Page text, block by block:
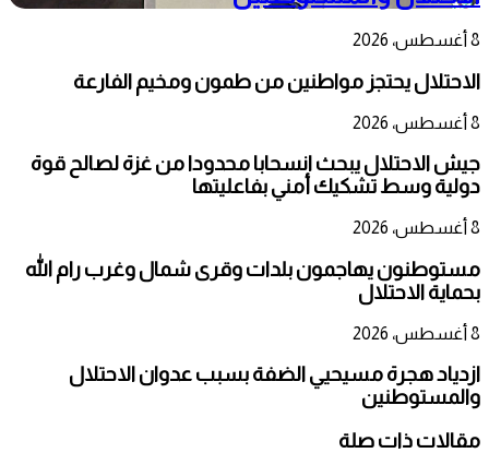
8 أغسطس، 2026
الاحتلال يحتجز مواطنين من طمون ومخيم الفارعة
8 أغسطس، 2026
جيش الاحتلال يبحث انسحابا محدودا من غزة لصالح قوة
دولية وسط تشكيك أمني بفاعليتها
8 أغسطس، 2026
مستوطنون يهاجمون بلدات وقرى شمال وغرب رام الله
بحماية الاحتلال
8 أغسطس، 2026
ازدياد هجرة مسيحيي الضفة بسبب عدوان الاحتلال
والمستوطنين
مقالات ذات صلة